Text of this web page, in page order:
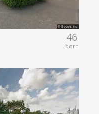
46
børn